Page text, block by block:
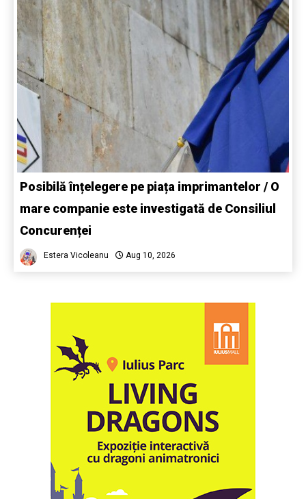
Posibilă înțelegere pe piața imprimantelor / O
mare companie este investigată de Consiliul
Concurenței
Estera Vicoleanu Aug 10, 2026